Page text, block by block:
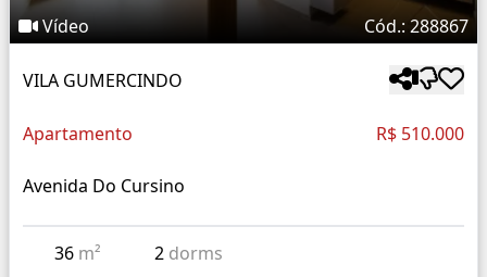
Vídeo Cód.: 288867
VILA GUMERCINDO
Apartamento R$ 510.000
Avenida Do Cursino
36 m² 2 dorms